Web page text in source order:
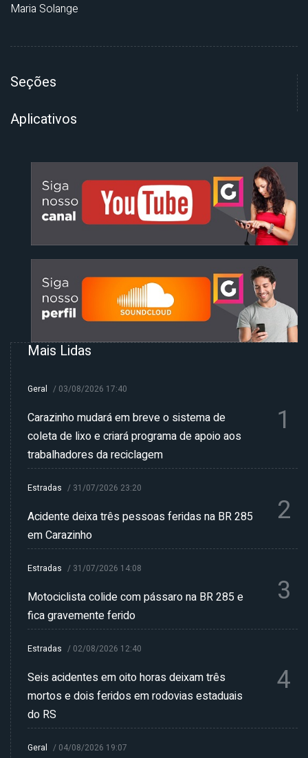
Maria Solange
Seções
Aplicativos
Mais Lidas
Geral / 03/08/2026 17:40
Carazinho mudará em breve o sistema de
coleta de lixo e criará programa de apoio aos
trabalhadores da reciclagem
1
Estradas / 31/07/2026 23:20
Acidente deixa três pessoas feridas na BR 285
em Carazinho
2
Estradas / 31/07/2026 14:08
Motociclista colide com pássaro na BR 285 e
fica gravemente ferido
3
Estradas / 02/08/2026 12:40
Seis acidentes em oito horas deixam três
mortos e dois feridos em rodovias estaduais
do RS
4
Geral / 04/08/2026 19:07